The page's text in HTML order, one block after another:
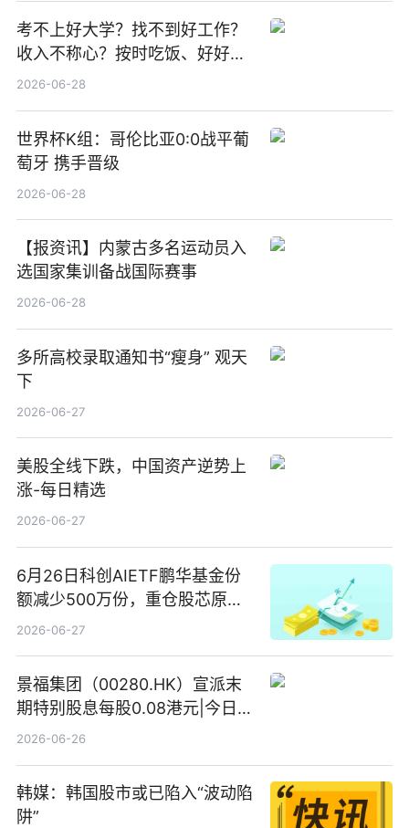
考不上好大学？找不到好工作？
收入不称心？按时吃饭、好好睡
觉
2026-06-28
世界杯K组：哥伦比亚0:0战平葡
萄牙 携手晋级
2026-06-28
【报资讯】内蒙古多名运动员入
选国家集训备战国际赛事
2026-06-28
多所高校录取通知书“瘦身” 观天
下
2026-06-27
美股全线下跌，中国资产逆势上
涨-每日精选
2026-06-27
6月26日科创AIETF鹏华基金份
额减少500万份，重仓股芯原股
份、寒武纪、澜起科技 观速讯
2026-06-27
景福集团（00280.HK）宣派末
期特别股息每股0.08港元|今日快
看
2026-06-26
韩媒：韩国股市或已陷入“波动陷
阱”